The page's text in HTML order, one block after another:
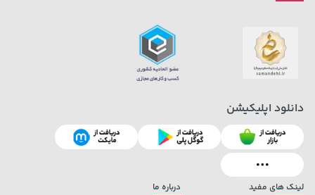
185,000 تومان
219,900
خرید 42,579,000 تومان
لینک های مفید
درباره ما
دانلود اپلیکیشن